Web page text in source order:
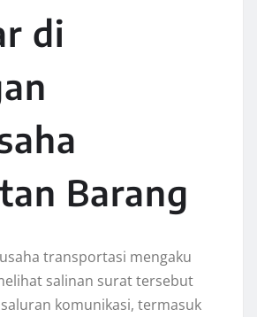
di
Barang
transportasi mengaku
salinan surat tersebut
komunikasi, termasuk